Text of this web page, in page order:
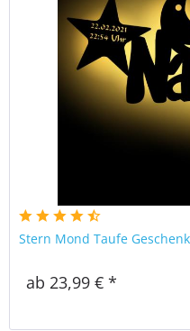
Stern Mond Taufe
ab 23,99 € *